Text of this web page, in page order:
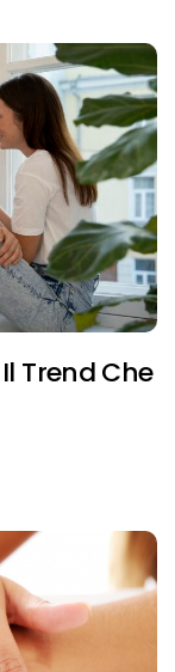
Trend Che